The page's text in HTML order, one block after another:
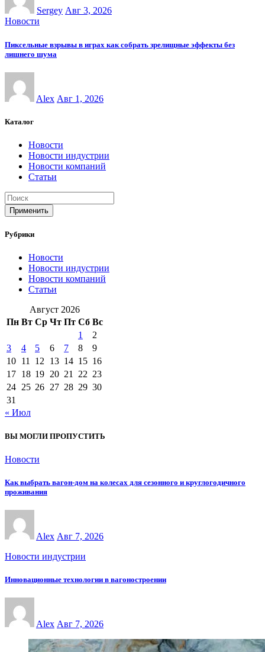
Sergey Авг 3, 2026
Новости
Пиксельные взрывы в играх как собрать зрелищные эффекты без
лишнего шума
Alex Авг 1, 2026
Каталог
Новости
Новости индустрии
Новости компаний
Статьи
Применить
Рубрики
Новости
Новости индустрии
Новости компаний
Статьи
Август 2026
Пн Вт Ср Чт Пт Сб Вс
1
2
3
4 5 6 7 8
9
10 11 12 13 14 15 16
17 18 19 20 21 22 23
24 25 26 27 28 29 30
31
« Июл
ВЫ МОГЛИ ПРОПУСТИТЬ
Новости
Как выбрать вагон-дом на колесах для сезонного и круглогодичного
проживания
Alex Авг 7, 2026
Новости индустрии
Инновационные технологии в вагоностроении
Alex Авг 7, 2026